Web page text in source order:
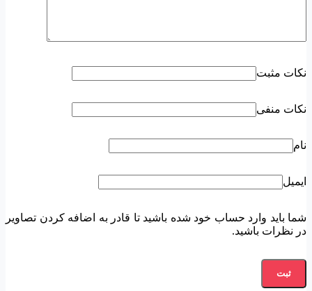
نکات مثبت
نکات منفی
نام
ایمیل
شما باید وارد حساب خود شده باشید تا قادر به اضافه کردن تصاویر
در نظرات باشید.